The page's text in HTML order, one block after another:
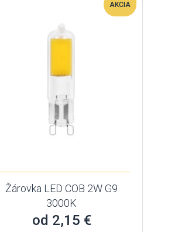
AKCIA
Žárovka LED COB 2W G9
3000K
od 2,15 €